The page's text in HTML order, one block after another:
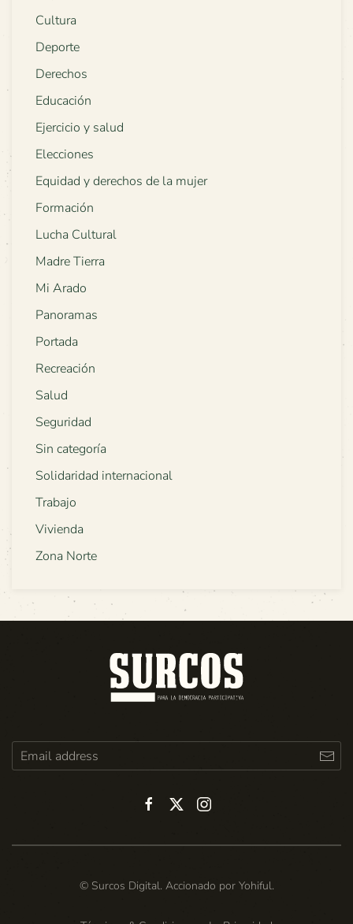
Cultura
Deporte
Derechos
Educación
Ejercicio y salud
Elecciones
Equidad y derechos de la mujer
Formación
Lucha Cultural
Madre Tierra
Mi Arado
Panoramas
Portada
Recreación
Salud
Seguridad
Sin categoría
Solidaridad internacional
Trabajo
Vivienda
Zona Norte
© Surcos Digital. Accionado por Yohiful.